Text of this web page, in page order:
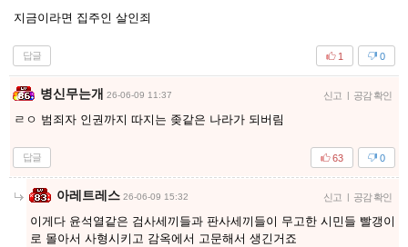
지금이라면 집주인 살인죄
답글 0
1
병신무는개 26-06-09 11:37 신고 | 공감 확인
ㄹㅇ 범죄자 인권까지 따지는 좆같은 나라가 되버림
답글 0
63
아레트레스 26-06-09 15:32 신고 | 공감 확인
이게다 윤석열같은 검사세끼들과 판사세끼들이 무고한 시민들 빨갱이
로 몰아서 사형시키고 감옥에서 고문해서 생긴거죠